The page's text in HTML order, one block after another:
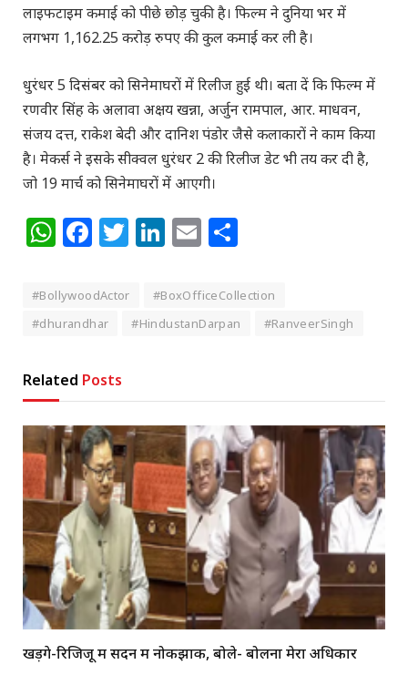
लाइफटाइम कमाई को पीछे छोड़ चुकी है। फिल्म ने दुनिया भर में
लगभग 1,162.25 करोड़ रुपए की कुल कमाई कर ली है।
धुरंधर 5 दिसंबर को सिनेमाघरों में रिलीज हुई थी। बता दें कि फिल्म में
रणवीर सिंह के अलावा अक्षय खन्ना, अर्जुन रामपाल, आर. माधवन,
संजय दत्त, राकेश बेदी और दानिश पंडोर जैसे कलाकारों ने काम किया
है। मेकर्स ने इसके सीक्वल धुरंधर 2 की रिलीज डेट भी तय कर दी है,
जो 19 मार्च को सिनेमाघरों में आएगी।
WhatsApp
Facebook
Twitter
LinkedIn
Email
#BollywoodActor
#BoxOfficeCollection
#dhurandhar
#HindustanDarpan #RanveerSingh
Related Posts
खड़गे-रिजिजू में सदन में नोकझोंक, बोले- बोलना मेरा अधिकार